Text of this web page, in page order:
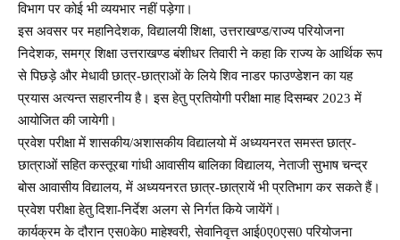
विभाग पर कोई भी व्ययभार नहीं पड़ेगा।
इस अवसर पर महानिदेशक, विद्यालयी शिक्षा, उत्तराखण्ड/राज्य परियोजना
निदेशक, समग्र शिक्षा उत्तराखण्ड बंशीधर तिवारी ने कहा कि राज्य के आर्थिक रूप
से पिछड़े और मेधावी छात्र-छात्राओं के लिये शिव नाडर फाउण्डेशन का यह
प्रयास अत्यन्त सहारनीय है। इस हेतु प्रतियोगी परीक्षा माह दिसम्बर 2023 में
आयोजित की जायेगी।
प्रवेश परीक्षा में शासकीय/अशासकीय विद्यालयो में अध्ययनरत समस्त छात्र-
छात्राओं सहित कस्तूरबा गांधी आवासीय बालिका विद्यालय, नेताजी सुभाष चन्द्र
बोस आवासीय विद्यालय, में अध्ययनरत छात्र-छात्रायें भी प्रतिभाग कर सकते हैं।
प्रवेश परीक्षा हेतु दिशा-निर्देश अलग से निर्गत किये जायेंगें।
कार्यक्रम के दौरान एस0के0 माहेश्वरी, सेवानिवृत्त आई0ए0एस0 परियोजना